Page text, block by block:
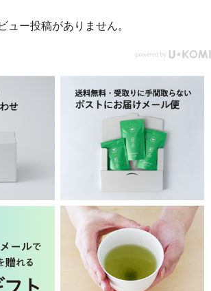
ュー投稿がありません。